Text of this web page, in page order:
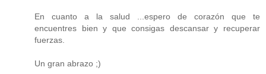
En cuanto a la salud ...espero de corazón que te
encuentres bien y que consigas descansar y recuperar
fuerzas.
Un gran abrazo ;)